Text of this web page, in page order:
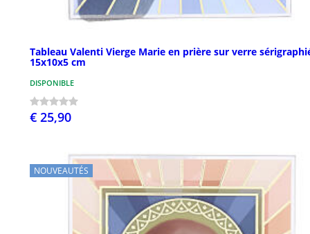
Tableau Valenti Vierge Marie en prière sur verre
15x10x5 cm
DISPONIBLE
€ 25,90
NOUVEAUTÉS